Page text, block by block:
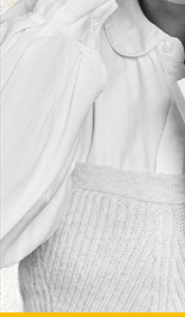
sus cultivos en
horas, la
del Alto
tras
sistema